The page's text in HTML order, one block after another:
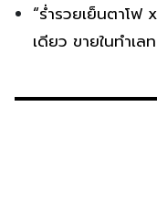
“ร่ำรวยเย็นตาโฟ
เดียว ขายในทำเ